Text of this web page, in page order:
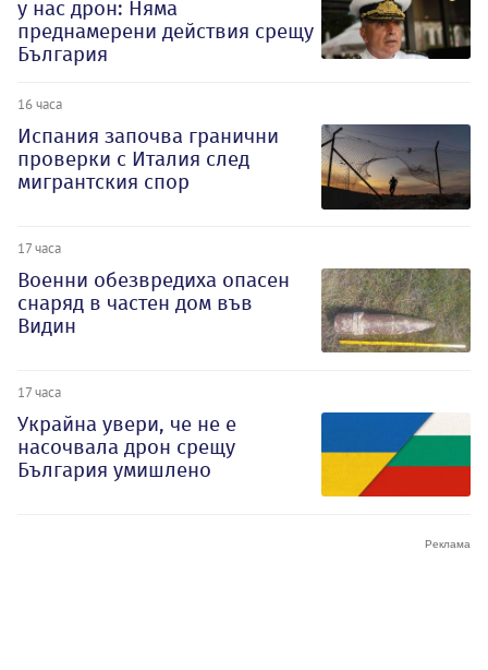
у нас дрон: Няма
преднамерени действия срещу
България
16 часа
Испания започва гранични
проверки с Италия след
мигрантския спор
17 часа
Военни обезвредиха опасен
снаряд в частен дом във
Видин
17 часа
Украйна увери, че не е
насочвала дрон срещу
България умишлено